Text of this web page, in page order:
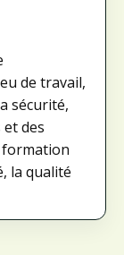
de travail,
sécurité,
des
formation
la qualité